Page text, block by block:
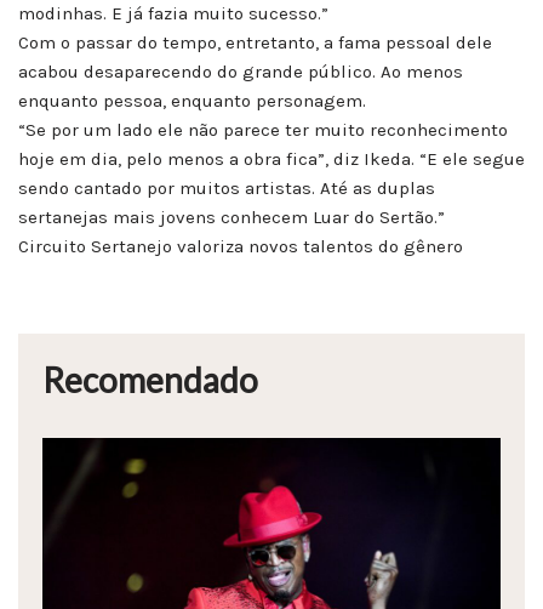
modinhas. E já fazia muito sucesso.”
Com o passar do tempo, entretanto, a fama pessoal dele
acabou desaparecendo do grande público. Ao menos
enquanto pessoa, enquanto personagem.
“Se por um lado ele não parece ter muito reconhecimento
hoje em dia, pelo menos a obra fica”, diz Ikeda. “E ele segue
sendo cantado por muitos artistas. Até as duplas
sertanejas mais jovens conhecem Luar do Sertão.”
Circuito Sertanejo valoriza novos talentos do gênero
Recomendado